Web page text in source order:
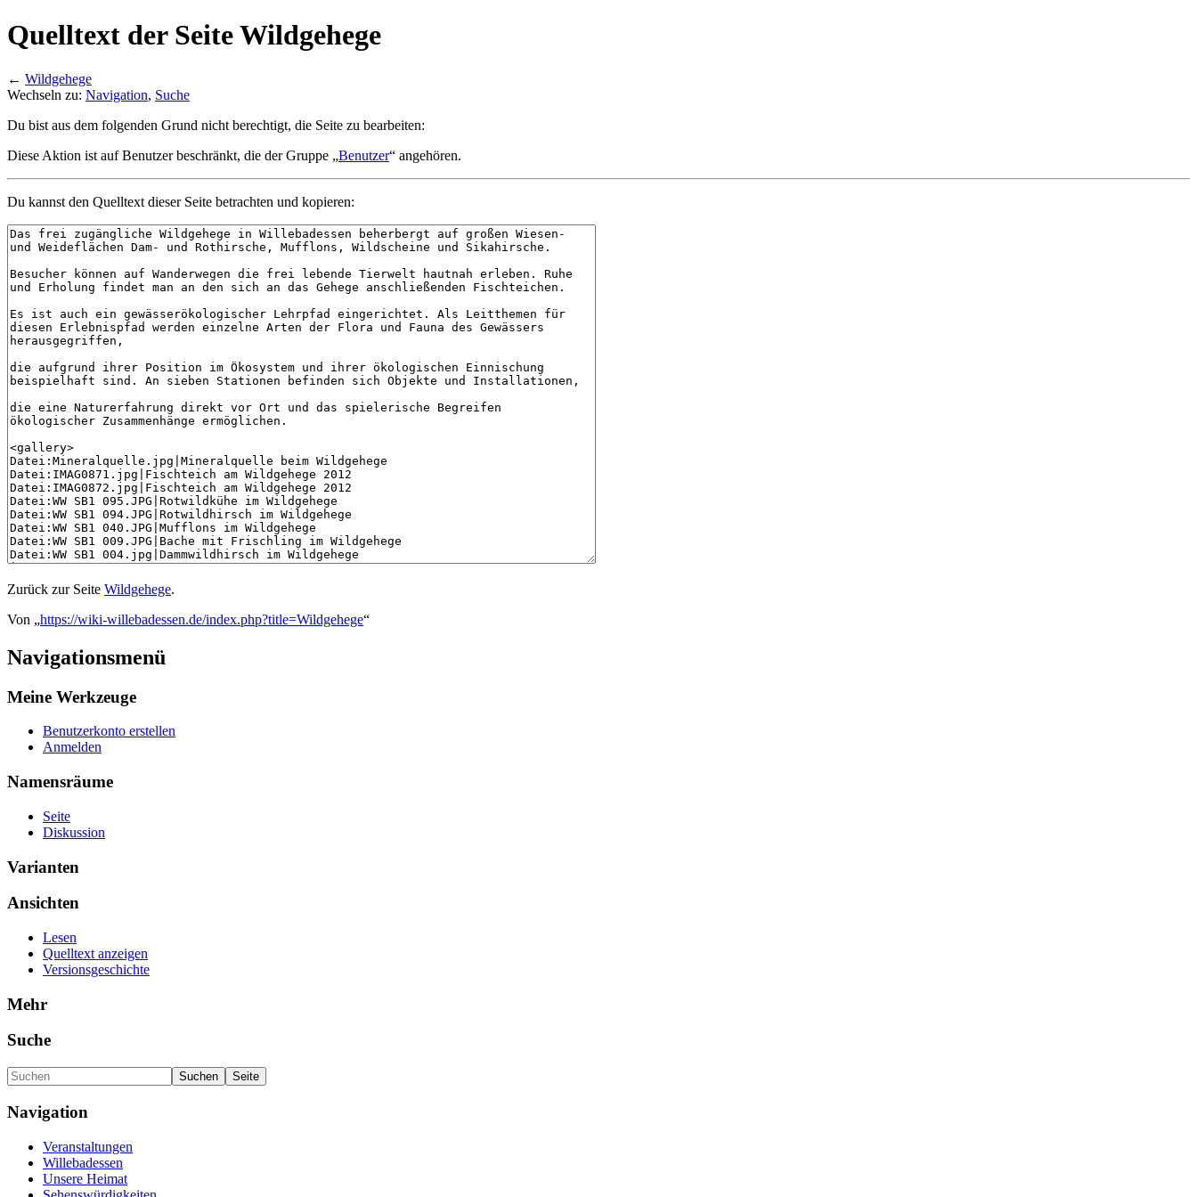
Quelltext der Seite Wildgehege
← Wildgehege
Wechseln zu: Navigation, Suche
Du bist aus dem folgenden Grund nicht berechtigt, die Seite zu bearbeiten:
Diese Aktion ist auf Benutzer beschränkt, die der Gruppe „Benutzer“ angehören.
Du kannst den Quelltext dieser Seite betrachten und kopieren:
Zurück zur Seite Wildgehege.
Von „https://wiki-willebadessen.de/index.php?title=Wildgehege“
Navigationsmenü
Meine Werkzeuge
Benutzerkonto erstellen
Anmelden
Namensräume
Seite
Diskussion
Varianten
Ansichten
Lesen
Quelltext anzeigen
Versionsgeschichte
Mehr
Suche
Navigation
Veranstaltungen
Willebadessen
Unsere Heimat